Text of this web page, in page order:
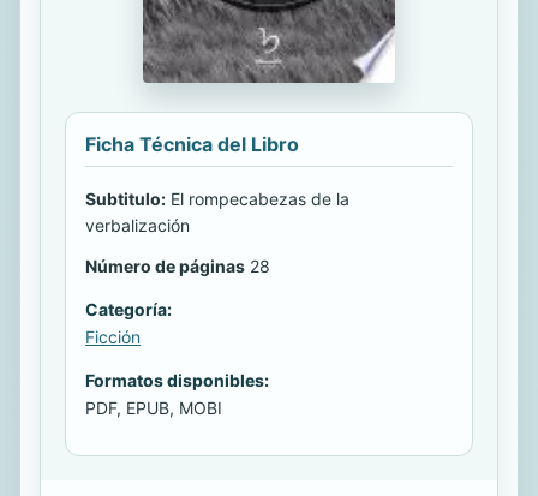
Ficha Técnica del Libro
Subtitulo: El rompecabezas de la
verbalización
Número de páginas 28
Categoría:
Ficción
Formatos disponibles:
PDF, EPUB, MOBI